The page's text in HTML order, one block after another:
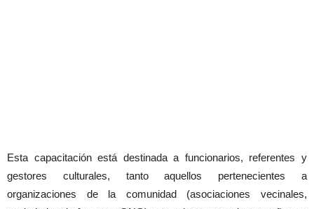
Esta capacitación está destinada a funcionarios, referentes y
gestores culturales, tanto aquellos pertenecientes a
organizaciones de la comunidad (asociaciones vecinales,